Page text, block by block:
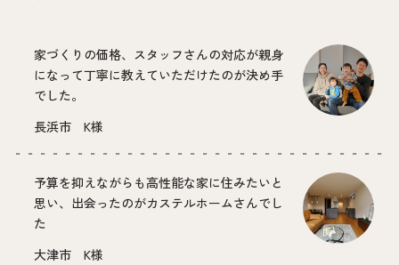
家づくりの価格、スタッフさんの対応が親身
になって丁寧に教えていただけたのが決め手
でした。
長浜市 K様
予算を抑えながらも高性能な家に住みたいと
思い、出会ったのがカステルホームさんでし
た
大津市 K様